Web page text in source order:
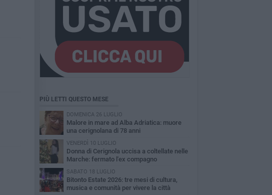
PIÙ LETTI QUESTO MESE
DOMENICA 26 LUGLIO
Malore in mare ad Alba Adriatica: muore
una cerignolana di 78 anni
VENERDÌ 10 LUGLIO
Donna di Cerignola uccisa a coltellate nelle
Marche: fermato l'ex compagno
SABATO 18 LUGLIO
Bitonto Estate 2026: tre mesi di cultura,
musica e comunità per vivere la città